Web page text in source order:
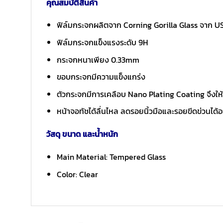
ฟิล์มกระจกผลิตจาก Corning Gorilla Glass จาก
ฟิล์มกระจกแข็งแรงระดับ 9H
กระจกหนาเพียง 0.33mm
ขอบกระจกมีความแข็งแกร่ง
ตัวกระจกมีการเคลือบ Nano Plating Coating จึง
หน้าจอทัชได้ลื่นไหล ลดรอยนิ้วมือและรอยขีดข่วนได้
วัสดุ ขนาด และน้ำหนัก
Main Material: Tempered Glass
Color: Clear